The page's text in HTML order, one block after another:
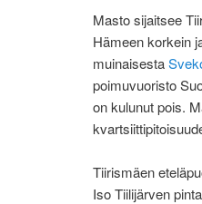
Masto sijaitsee
Hämeen korkein
muinaisesta
poimuvuoristo
on kulunut pois.
Tiirismäen
Iso Tiilijärven